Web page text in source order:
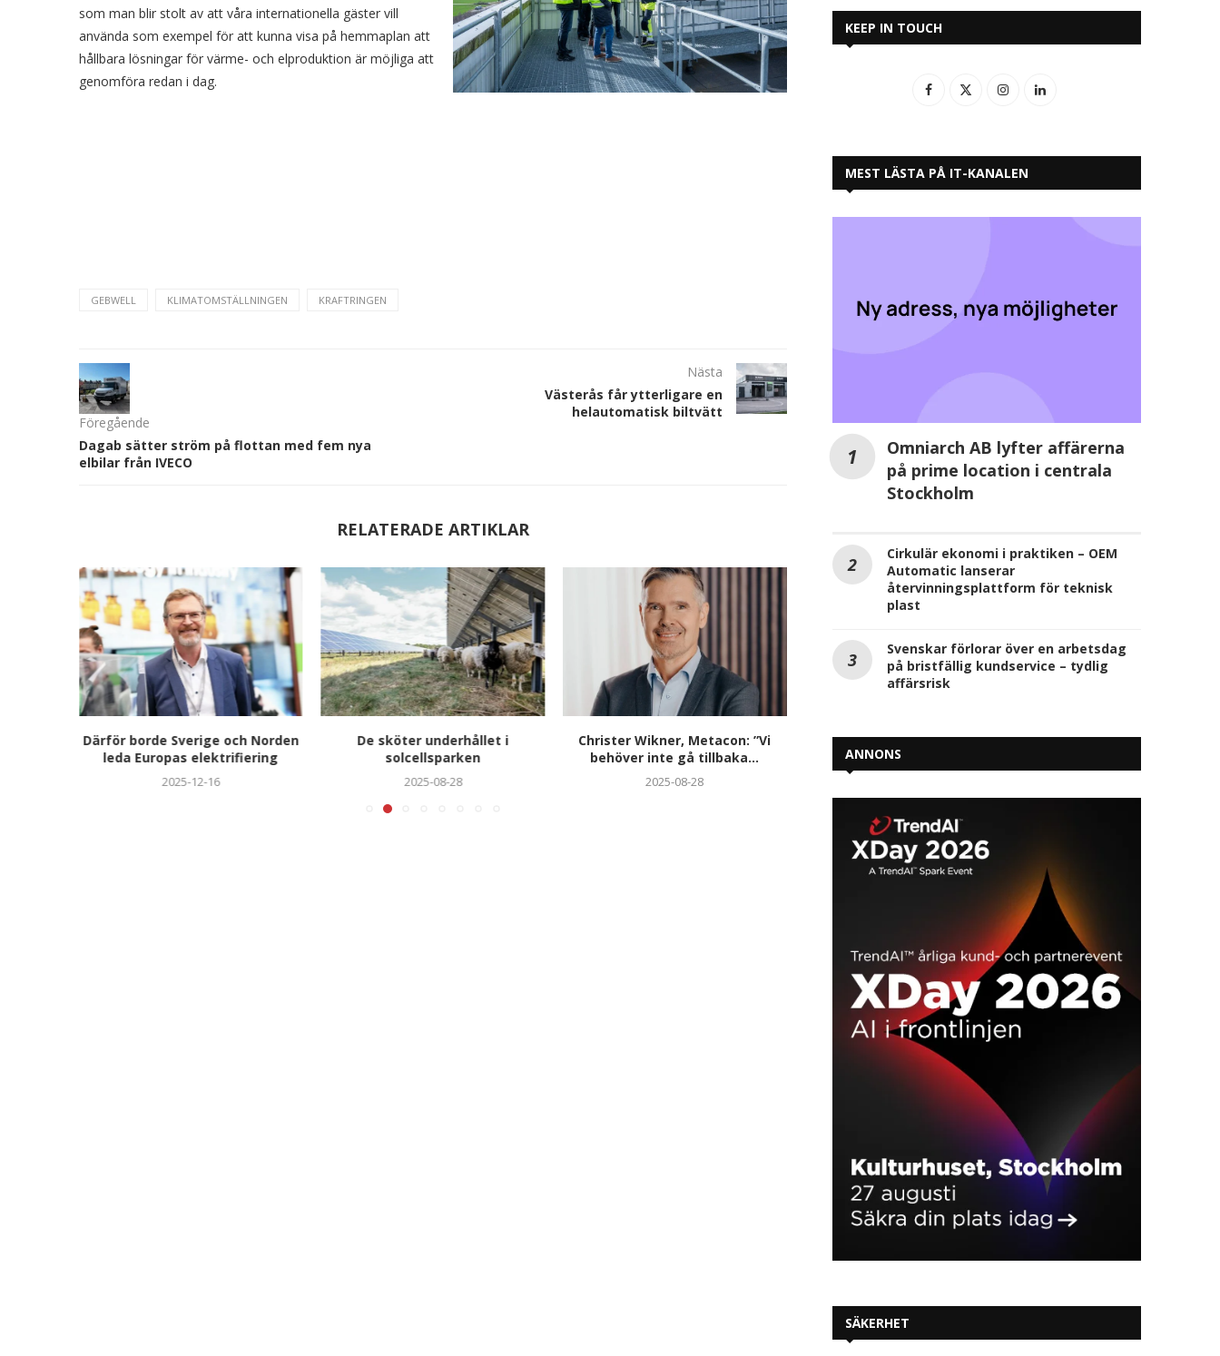
som man blir stolt av att våra internationella gäster vill
använda som exempel för att kunna visa på hemmaplan att
hållbara lösningar för värme- och elproduktion är möjliga att
genomföra redan i dag.
GEBWELL KLIMATOMSTÄLLNINGEN KRAFTRINGEN
Föregående
Dagab sätter ström på flottan med fem nya
elbilar från IVECO
Nästa
Västerås får ytterligare en
helautomatisk biltvätt
RELATERADE ARTIKLAR
Därför borde Sverige och Norden
leda Europas elektrifiering
2025-12-16
De sköter underhållet i
solcellsparken
2025-08-28
Christer Wikner, Metacon: ”Vi
behöver inte gå tillbaka...
2025-08-28
Vinnergi stärker energiområdet
med Kraftkonsult
Anker SOLIX och
KEEP IN TOUCH
MEST LÄSTA PÅ IT-KANALEN
Omniarch AB lyfter affärerna
på prime location i centrala
Stockholm
Cirkulär ekonomi i praktiken – OEM
Automatic lanserar
återvinningsplattform för teknisk
plast
Svenskar förlorar över en arbetsdag
på bristfällig kundservice – tydlig
affärsrisk
ANNONS
SÄKERHET